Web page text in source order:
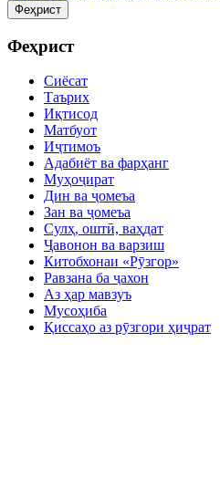
Феҳрист
Феҳрист
Сиёсат
Таърих
Иқтисод
Матбуот
Иҷтимоъ
Адабиёт ва фарҳанг
Муҳоҷират
Дин ва ҷомеъа
Зан ва ҷомеъа
Сулҳ, оштӣ, ваҳдат
Ҷавонон ва варзиш
Китобхонаи «Рӯзгор»
Равзана ба ҷахон
Аз ҳар мавзуъ
Мусоҳиба
Қиссаҳо аз рӯзгори ҳиҷрат